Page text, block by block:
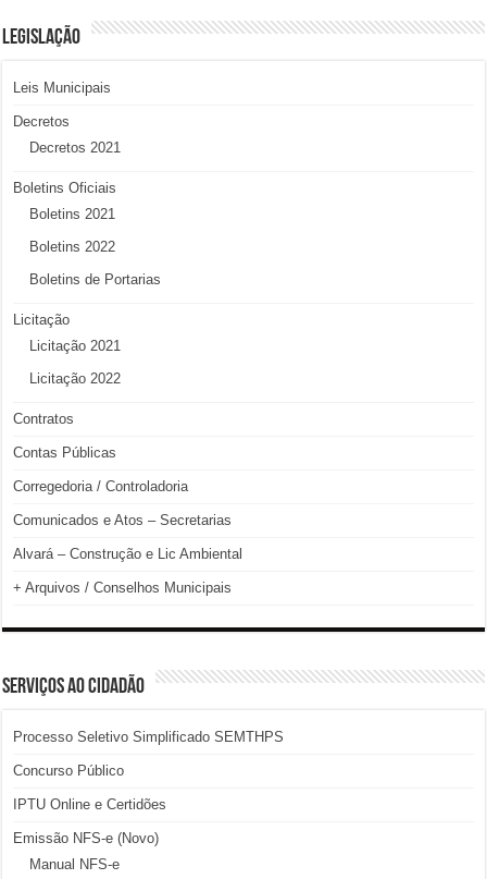
LEGISLAÇÃO
Leis Municipais
Decretos
Decretos 2021
Boletins Oficiais
Boletins 2021
Boletins 2022
Boletins de Portarias
Licitação
Licitação 2021
Licitação 2022
Contratos
Contas Públicas
Corregedoria / Controladoria
Comunicados e Atos – Secretarias
Alvará – Construção e Lic Ambiental
+ Arquivos / Conselhos Municipais
SERVIÇOS AO CIDADÃO
Processo Seletivo Simplificado SEMTHPS
Concurso Público
IPTU Online e Certidões
Emissão NFS-e (Novo)
Manual NFS-e